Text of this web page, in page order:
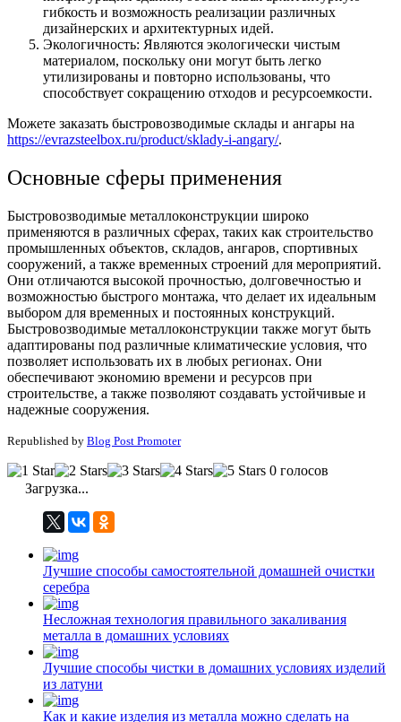
гибкость и возможность реализации различных
дизайнерских и архитектурных идей.
Экологичность: Являются экологически чистым
материалом, поскольку они могут быть легко
утилизированы и повторно использованы, что
способствует сокращению отходов и ресурсоемкости.
Можете заказать быстровозводимые склады и ангары на
https://evrazsteelbox.ru/product/sklady-i-angary/.
Основные сферы применения
Быстровозводимые металлоконструкции широко
применяются в различных сферах, таких как строительство
промышленных объектов, складов, ангаров, спортивных
сооружений, а также временных строений для мероприятий.
Они отличаются высокой прочностью, долговечностью и
возможностью быстрого монтажа, что делает их идеальным
выбором для временных и постоянных конструкций.
Быстровозводимые металлоконструкции также могут быть
адаптированы под различные климатические условия, что
позволяет использовать их в любых регионах. Они
обеспечивают экономию времени и ресурсов при
строительстве, а также позволяют создавать устойчивые и
надежные сооружения.
Republished by Blog Post Promoter
0 голосов
Загрузка...
Лучшие способы самостоятельной домашней очистки
серебра
Несложная технология правильного закаливания
металла в домашних условиях
Лучшие способы чистки в домашних условиях изделий
из латуни
Как и какие изделия из металла можно сделать на